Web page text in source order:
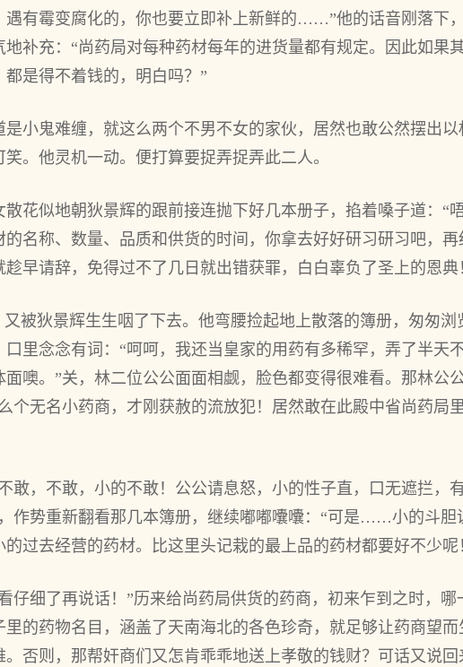
遇有霉变腐化的，你也要立即补上新鲜的……”他的话音刚落下
补充：“尚药局对每种药材每年的进货量都有规定。因此如果
是得不着钱的，明白吗？”
小鬼难缠，就这么两个不男不女的家伙，居然也敢公然摆出以
。他灵机一动。便打算要捉弄捉弄此二人。
花似地朝狄景辉的跟前接连抛下好几本册子，掐着嗓子道：“
名称、数量、品质和供货的时间，你拿去好好研习研习吧，再
早请辞，免得过不了几日就出错获罪，白白辜负了圣上的恩典
被狄景辉生生咽了下去。他弯腰捡起地上散落的簿册，匆匆浏
口里念念有词：“呵呵，我还当皇家的用药有多稀罕，弄了半天
噢。”关，林二位公公面面相觑，脸色都变得很难看。那林公
个无名小药商，才刚获赦的流放犯！居然敢在此殿中省尚药局
敢，不敢，小的不敢！公公请息怒，小的性子直，口无遮拦，
作势重新翻看那几本簿册，继续嘟嘟囔囔：“可是……小的斗胆
过去经营的药材。比这里头记栽的最上品的药材都要好不少呢
仔细了再说话！”历来给尚药局供货的药商，初来乍到之时，哪
的药物名目，涵盖了天南海北的各色珍奇，就足够让药商望
否则，那帮奸商们又怎肯乖乖地送上孝敬的钱财？可话又说